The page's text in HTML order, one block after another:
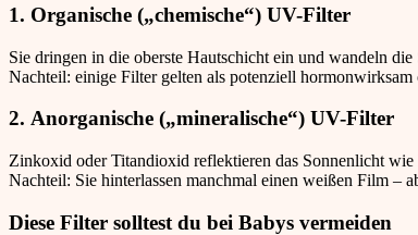
1. Organische („chemische“) UV-Filter
Sie dringen in die oberste Hautschicht ein und wandeln
Nachteil: einige Filter gelten als potenziell
2. Anorganische („mineralische“) UV-Filter
Zinkoxid oder Titandioxid reflektieren das Sonnenlicht
Nachteil: Sie hinterlassen manchmal einen weißen Film –
Diese Filter solltest du bei Babys vermeiden